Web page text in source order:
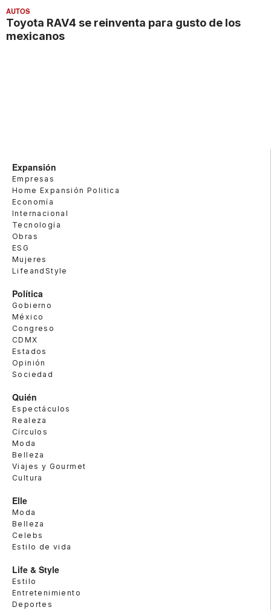
AUTOS
Toyota RAV4 se reinventa para gusto de los
mexicanos
Expansión
Empresas
Home Expansión Politica
Economía
Internacional
Tecnología
Obras
ESG
Mujeres
LifeandStyle
Política
Gobierno
México
Congreso
CDMX
Estados
Opinión
Sociedad
Quién
Espectáculos
Realeza
Círculos
Moda
Belleza
Viajes y Gourmet
Cultura
Elle
Moda
Belleza
Celebs
Estilo de vida
Life & Style
Estilo
Entretenimiento
Deportes